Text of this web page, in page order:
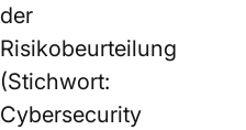
der
Risikobeurteilung
(Stichwort:
Cybersecurity